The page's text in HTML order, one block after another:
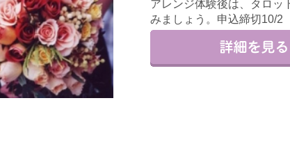
アレンジ体験後は、タロッ
みましょう。申込締切10/2